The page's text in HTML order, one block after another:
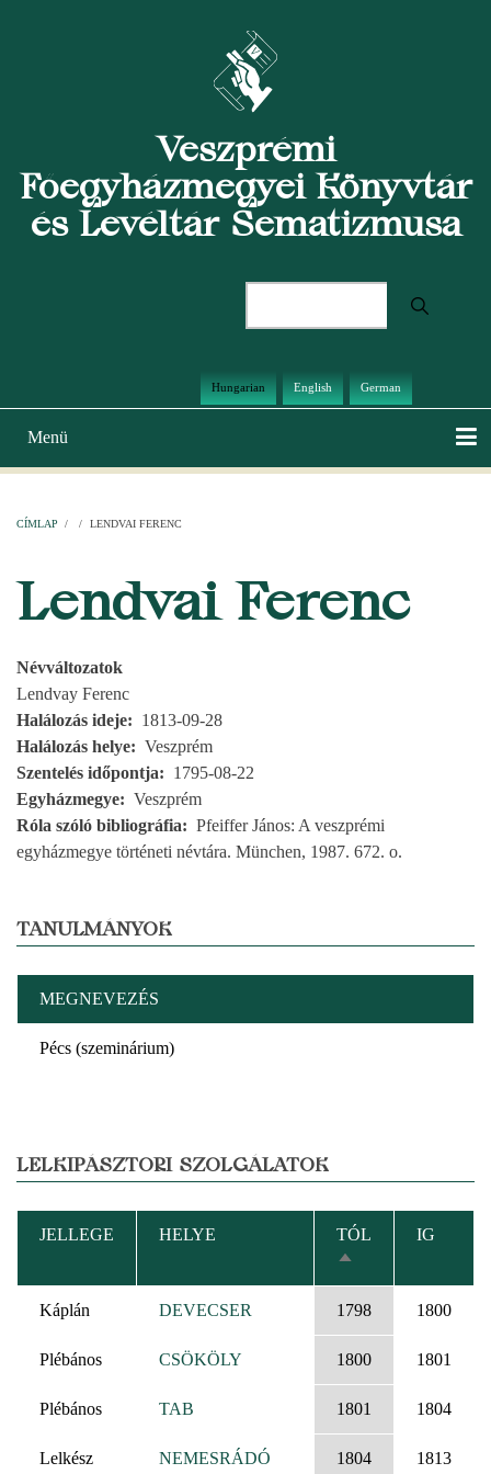
Veszprémi
Főegyházmegyei Könyvtár
és Levéltár Sematizmusa
Hungarian English German
Main
navigation
Menü
CÍMLAP / / LENDVAI FERENC
Lendvai Ferenc
Névváltozatok
Lendvay Ferenc
Halálozás ideje
1813-09-28
Halálozás helye
Veszprém
Szentelés időpontja
1795-08-22
Egyházmegye
Veszprém
Róla szóló bibliográfia
Pfeiffer János: A veszprémi
egyházmegye történeti névtára. München, 1987. 672. o.
TANULMÁNYOK
MEGNEVEZÉS
Pécs (szeminárium)
LELKIPÁSZTORI SZOLGÁLATOK
JELLEGE HELYE
TÓL
CSÖKKENŐ
RENDEZÉS
IG
Káplán DEVECSER 1798 1800
Plébános CSÖKÖLY 1800 1801
Plébános TAB 1801 1804
Lelkész NEMESRÁDÓ 1804 1813